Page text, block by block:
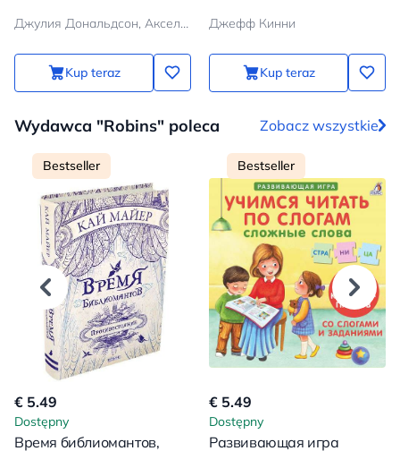
Джулия Дональдсон, Аксель Шеффлер
Kup teraz
Джефф Кинни
Kup teraz
Wydawca "Robins" poleca Zobacz wszystkie
Bestseller
€ 5.49
Dostępny
Время библиомантов,
Bestseller
€ 5.49
Dostępny
Развивающая игра